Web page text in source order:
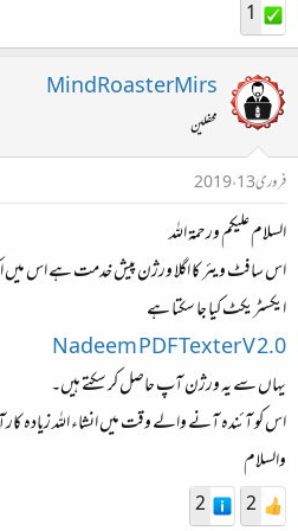
1
MindRoasterMirs
محفلین
فروری 13، 2019
السلام علیکم ورحمۃ اللہ
اس سافٹ ویئر کا اگلا ورژن پیش خدمت ہے اس میں
ایکسٹریکٹ کیا جا سکتا ہے
Nadeem PDF Texter V 2.0
یہاں سے یہ ورژن آپ حاصل کر سکتے ہیں۔
اس کو آئندہ آنے والے وقت میں انشاء اللہ زیادہ
والسلام
2
2